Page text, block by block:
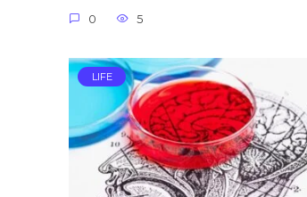
0 5
LIFE